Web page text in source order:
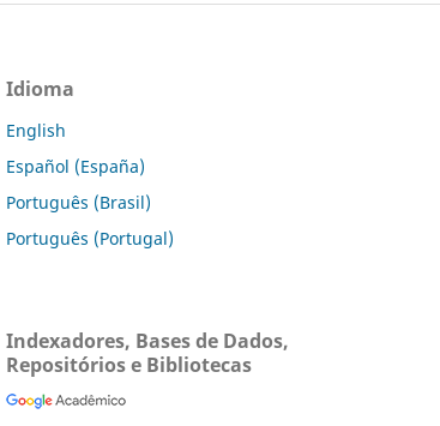
Idioma
English
Español (España)
Português (Brasil)
Português (Portugal)
Indexadores, Bases de Dados,
Repositórios e Bibliotecas